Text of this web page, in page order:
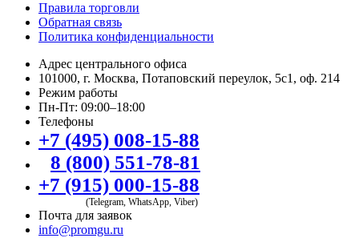
Правила торговли
Обратная связь
Политика конфиденциальности
Адрес центрального офиса
101000, г. Москва, Потаповский переулок, 5с1, оф. 214
Режим работы
Пн-Пт: 09:00–18:00
Телефоны
+7 (495) 008-15-88
8 (800) 551-78-81
+7 (915) 000-15-88
(Telegram, WhatsApp, Viber)
Почта для заявок
info@promgu.ru